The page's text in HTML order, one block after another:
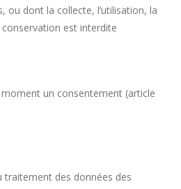
ou dont la collecte, l’utilisation, la
est interdite
un consentement (article
des données des